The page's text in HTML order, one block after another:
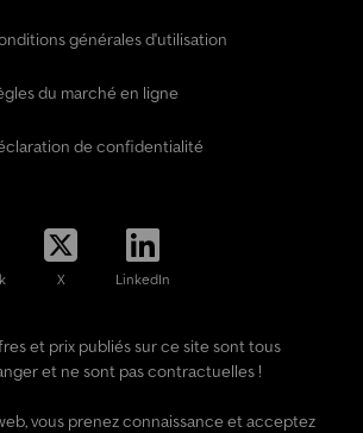
générales d'utilisation
du marché en ligne
de confidentialité
X LinkedIn
et prix publiés sur ce site sont tous
et ne sont pas contractuelles !
vous prenez connaissance et acceptez